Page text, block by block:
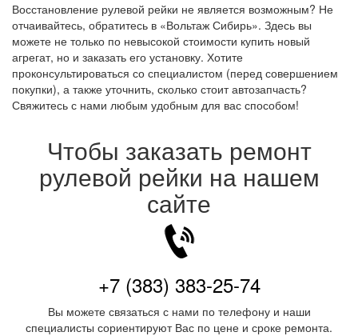
Восстановление рулевой рейки не является возможным? Не
отчаивайтесь, обратитесь в «Вольтаж Сибирь». Здесь вы
можете не только по невысокой стоимости купить новый
агрегат, но и заказать его установку. Хотите
проконсультироваться со специалистом (перед совершением
покупки), а также уточнить, сколько стоит автозапчасть?
Свяжитесь с нами любым удобным для вас способом!
Чтобы заказать ремонт
рулевой рейки на нашем
сайте
+7 (383) 383-25-74
Вы можете связаться с нами по телефону и наши
специалисты сориентируют Вас по цене и сроке ремонта.